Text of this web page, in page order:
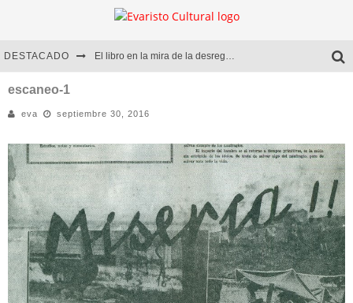
DESTACADO El libro en la mira de la desregulación
Diego Meret | Hotel Acapulco
Alejandra Correa | La nieve
escaneo-1
eva septiembre 30, 2016